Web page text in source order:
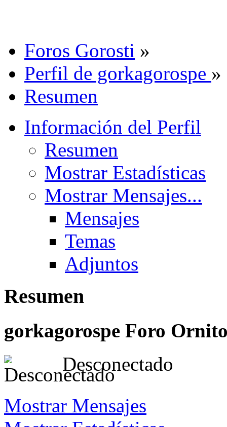
Foros Gorosti »
Perfil de gorkagorospe »
Resumen
Información del Perfil
Resumen
Mostrar Estadísticas
Mostrar Mensajes...
Mensajes
Temas
Adjuntos
Resumen
gorkagorospe Foro
Desconectado
Mostrar Mensajes